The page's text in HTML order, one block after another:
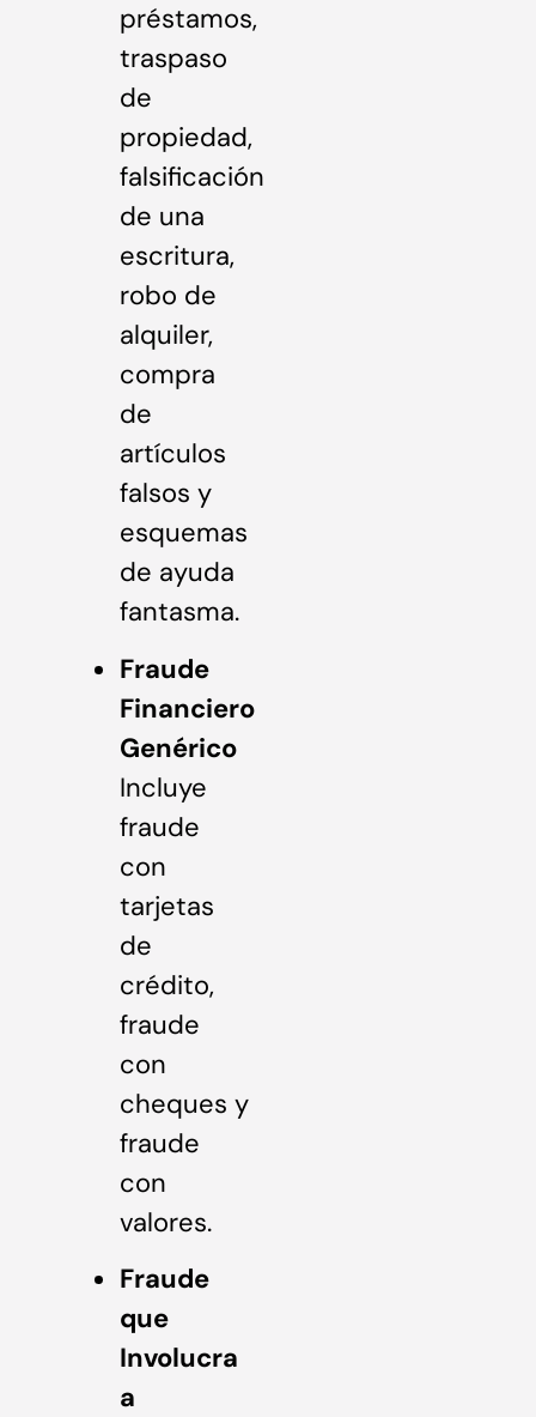
préstamos,
traspaso
de
propiedad,
falsificación
de una
escritura,
robo de
alquiler,
compra
de
artículos
falsos y
esquemas
de ayuda
fantasma.
Fraude
Financiero
Genérico
Incluye
fraude
con
tarjetas
de
crédito,
fraude
con
cheques y
fraude
con
valores.
Fraude
que
Involucra
a